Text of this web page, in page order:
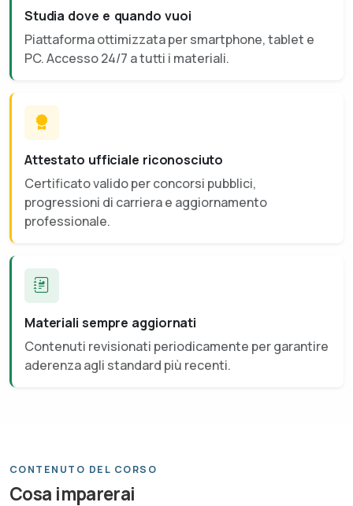
Studia dove e quando vuoi
Piattaforma ottimizzata per smartphone, tablet e
PC. Accesso 24/7 a tutti i materiali.
Attestato ufficiale riconosciuto
Certificato valido per concorsi pubblici,
progressioni di carriera e aggiornamento
professionale.
Materiali sempre aggiornati
Contenuti revisionati periodicamente per garantire
aderenza agli standard più recenti.
CONTENUTO DEL CORSO
Cosa imparerai